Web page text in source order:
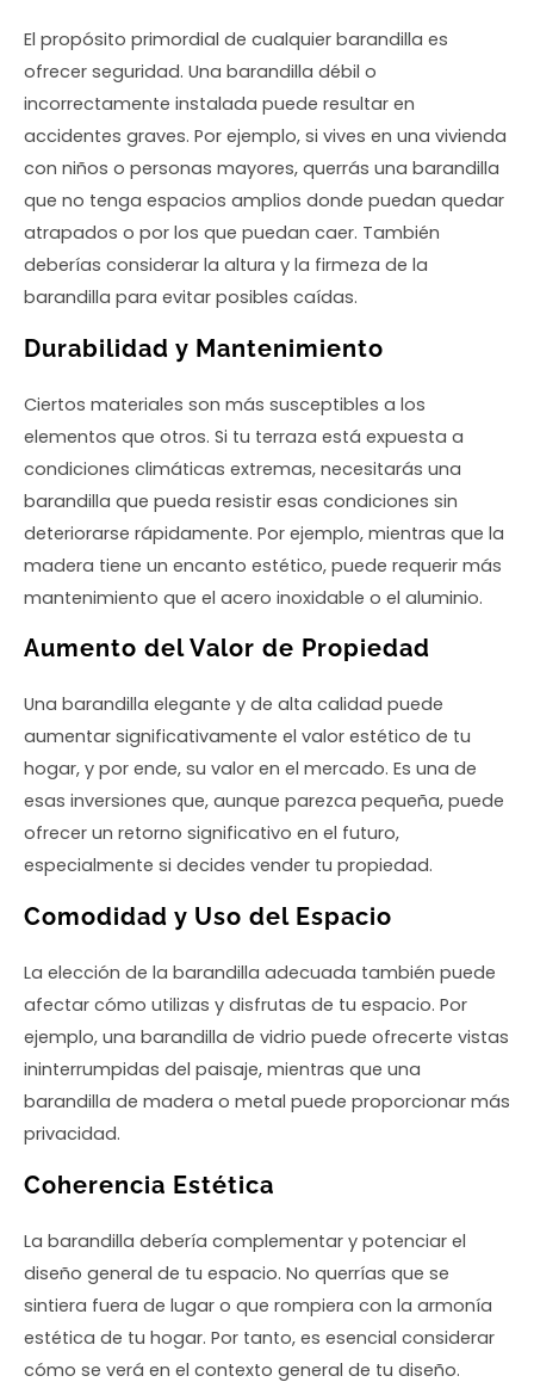
El propósito primordial de cualquier barandilla es
ofrecer seguridad. Una barandilla débil o
incorrectamente instalada puede resultar en
accidentes graves. Por ejemplo, si vives en una vivienda
con niños o personas mayores, querrás una barandilla
que no tenga espacios amplios donde puedan quedar
atrapados o por los que puedan caer. También
deberías considerar la altura y la firmeza de la
barandilla para evitar posibles caídas.
Durabilidad y Mantenimiento
Ciertos materiales son más susceptibles a los
elementos que otros. Si tu terraza está expuesta a
condiciones climáticas extremas, necesitarás una
barandilla que pueda resistir esas condiciones sin
deteriorarse rápidamente. Por ejemplo, mientras que la
madera tiene un encanto estético, puede requerir más
mantenimiento que el acero inoxidable o el aluminio.
Aumento del Valor de Propiedad
Una barandilla elegante y de alta calidad puede
aumentar significativamente el valor estético de tu
hogar, y por ende, su valor en el mercado. Es una de
esas inversiones que, aunque parezca pequeña, puede
ofrecer un retorno significativo en el futuro,
especialmente si decides vender tu propiedad.
Comodidad y Uso del Espacio
La elección de la barandilla adecuada también puede
afectar cómo utilizas y disfrutas de tu espacio. Por
ejemplo, una barandilla de vidrio puede ofrecerte vistas
ininterrumpidas del paisaje, mientras que una
barandilla de madera o metal puede proporcionar más
privacidad.
Coherencia Estética
La barandilla debería complementar y potenciar el
diseño general de tu espacio. No querrías que se
sintiera fuera de lugar o que rompiera con la armonía
estética de tu hogar. Por tanto, es esencial considerar
cómo se verá en el contexto general de tu diseño.